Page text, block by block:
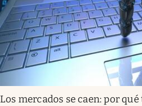
Los mercados se caen: por